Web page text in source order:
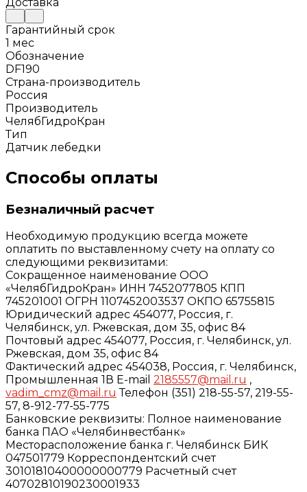
Гарантийный срок
1 мес
Обозначение
DF190
Страна-производитель
Россия
Производитель
ЧелябГидроКран
Тип
Датчик лебедки
Способы оплаты
Безналичный расчет
Необходимую продукцию всегда можете
оплатить по выставленному счету на оплату со
следующими реквизитами:
Сокращенное наименование ООО
«ЧелябГидроКран» ИНН 7452077805 КПП
745201001 ОГРН 1107452003537 ОКПО 65755815
Юридический адрес 454077, Россия, г.
Челябинск, ул. Ржевская, дом 35, офис 84
Почтовый адрес 454077, Россия, г. Челябинск, ул.
Ржевская, дом 35, офис 84
Фактический адрес 454038, Россия, г. Челябинск,
Промышленная 1В E-mail 2185557@mail.ru ,
vadim_cmz@mail.ru Телефон (351) 218-55-57, 219-55-
57, 8-912-77-55-775
Банковские реквизиты: Полное наименование
банка ПАО «Челябинвестбанк»
Месторасположение банка г. Челябинск БИК
047501779 Корреспондентский счет
30101810400000000779 Расчетный счет
40702810190230001933